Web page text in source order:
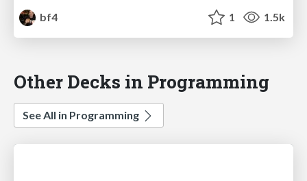
bf4
1 1.5k
Other Decks in Programming
See All in Programming